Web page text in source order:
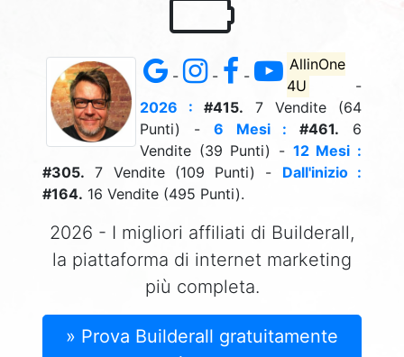
- - -
AllinOne
4U
-
2026 : #415. 7 Vendite (64
Punti) - 6 Mesi : #461. 6
Vendite (39 Punti) - 12 Mesi :
#305. 7 Vendite (109 Punti) - Dall'inizio :
#164. 16 Vendite (495 Punti).
2026 - I migliori affiliati di Builderall,
la piattaforma di internet marketing
più completa.
» Prova Builderall gratuitamente